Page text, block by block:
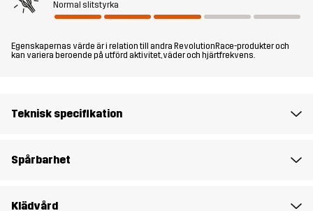
är 175 cm väger 68 kg och har storlek M.
Passform SLIM FIT
Vikt
Hållbarhet
Normal slitstyrka
Egenskapernas värde är i relation till andra RevolutionRace-produkter och
kan variera beroende på utförd aktivitet, väder och hjärtfrekvens.
Teknisk specifikation
Spårbarhet
Klädvård